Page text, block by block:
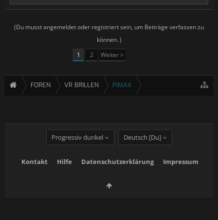
(Du musst angemeldet oder registriert sein, um Beiträge verfassen zu
können. )
1
2 Weiter >
FOREN VR BRILLEN PIMAX
Progressiv dunkel Deutsch [Du]
Kontakt Hilfe Datenschutzerklärung Impressum